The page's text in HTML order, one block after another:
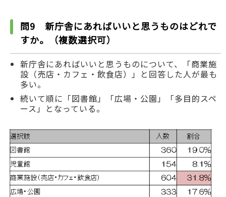
問9 新庁舎にあればいいと思うものはどれで
すか。（複数選択可）
新庁舎にあればいいと思うものについて、「商業施
設（売店・カフェ・飲食店）」と回答した人が最も
多い。
続いて順に「図書館」「広場・公園」「多目的スペ
ース」となっている。